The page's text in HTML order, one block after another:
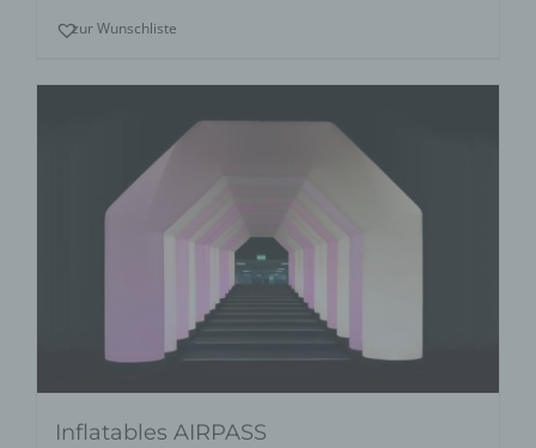
zur Wunschliste
Inflatables AIRPASS